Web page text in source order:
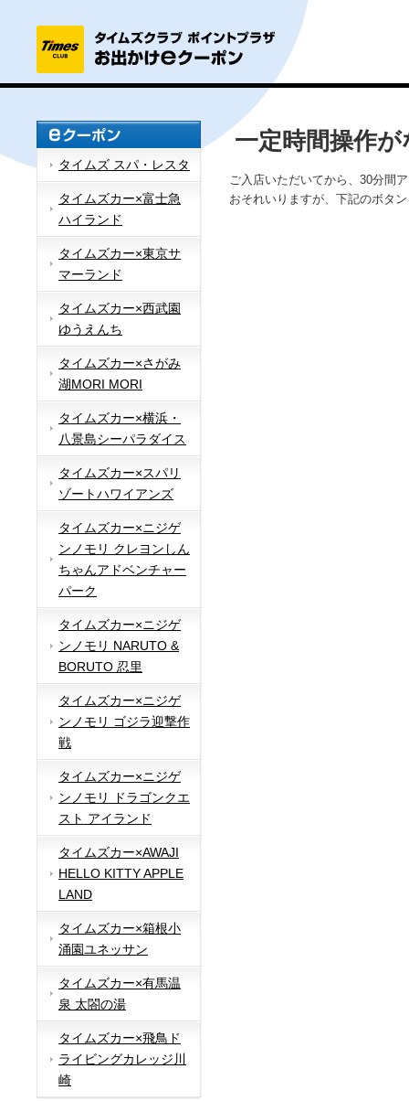
タイムズ スパ・レスタ
タイムズカー×富士急
ハイランド
タイムズカー×東京サ
マーランド
タイムズカー×西武園
ゆうえんち
タイムズカー×さがみ
湖MORI MORI
タイムズカー×横浜・
八景島シーパラダイス
タイムズカー×スパリ
ゾートハワイアンズ
タイムズカー×ニジゲ
ンノモリ クレヨンしん
ちゃんアドベンチャー
パーク
タイムズカー×ニジゲ
ンノモリ NARUTO &
BORUTO 忍里
タイムズカー×ニジゲ
ンノモリ ゴジラ迎撃作
戦
タイムズカー×ニジゲ
ンノモリ ドラゴンクエ
スト アイランド
タイムズカー×AWAJI
HELLO KITTY APPLE
LAND
タイムズカー×箱根小
涌園ユネッサン
タイムズカー×有馬温
泉 太閤の湯
タイムズカー×飛鳥ド
ライビングカレッジ川
崎
一定時間操作
ご入店いただいてから、30分間
おそれいりますが、下記のボタ